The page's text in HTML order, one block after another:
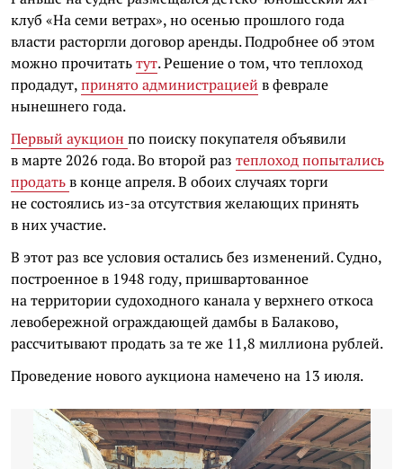
клуб «На семи ветрах», но осенью прошлого года
власти расторгли договор аренды. Подробнее об этом
можно прочитатьтут. Решение о том, что теплоход
продадут,принято администрацией в феврале
нынешнего года.
Первый аукцион по поиску покупателя объявили
в марте 2026 года. Во второй раз теплоход попытались
продатьв конце апреля. В обоих случаях торги
не состоялись из-за отсутствия желающих принять
в них участие.
В этот раз все условия остались без изменений. Судно,
построенное в 1948 году, пришвартованное
на территории судоходного канала у верхнего откоса
левобережной ограждающей дамбы в Балаково,
рассчитывают продать за те же 11,8 миллиона рублей.
Проведение нового аукциона намечено на 13 июля.